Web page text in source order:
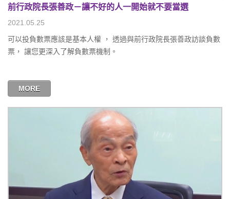
前行政院長張善政－讓不好的人一開始就不要當選
2021.05.25
可以投負數票應該是基本人權 ， 透過與前行政院長張善政訪談負數
票， 讓您更深入了解負數票機制。
MORE